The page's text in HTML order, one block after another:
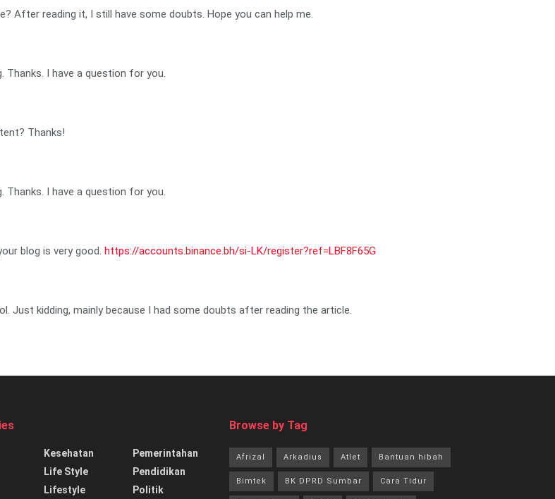
After reading it, I still have some doubts. Hope you can help me.
Thanks. I have a question for you.
Thanks!
Thanks. I have a question for you.
blog is very good. https://accounts.binance.bh/si-LK/register?ref=LBF8F65G
Just kidding, mainly because I had some doubts after reading the article.
Kesehatan
Life Style
Lifestyle
Pemerintahan
Pendidikan
Politik
Browse by Tag
Afrizal Arkadius Atlet Bantuan hibah
Bimtek BK DPRD Sumbar Cara Tidur